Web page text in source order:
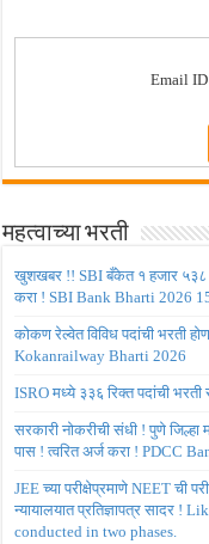
Email
महत्वाच्या भरती
खुशखबर !! SBI बँकेत १ हजार ५३८
करा ! SBI Bank Bharti 2026
कोकण रेल्वेत विविध पदांची भरती
Kokanrailway Bharti 2026
ISRO मध्ये ३३६ रिक्त पदांची
सरकारी नोकरीची संधी ! पुणे जिल्हा
पास ! त्वरित अर्ज करा ! PDCC
JEE च्या परीक्षेप्रमाणे NEET ची
न्यायालयात प्रतिज्ञापत्र सादर
conducted in two phases.